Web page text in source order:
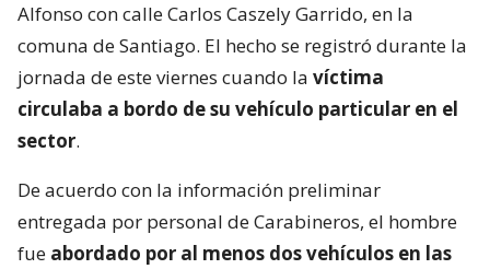
Alfonso con calle Carlos Caszely Garrido, en la
comuna de Santiago. El hecho se registró durante la
jornada de este viernes cuando la víctima
circulaba a bordo de su vehículo particular en el
sector.
De acuerdo con la información preliminar
entregada por personal de Carabineros, el hombre
fue abordado por al menos dos vehículos en las